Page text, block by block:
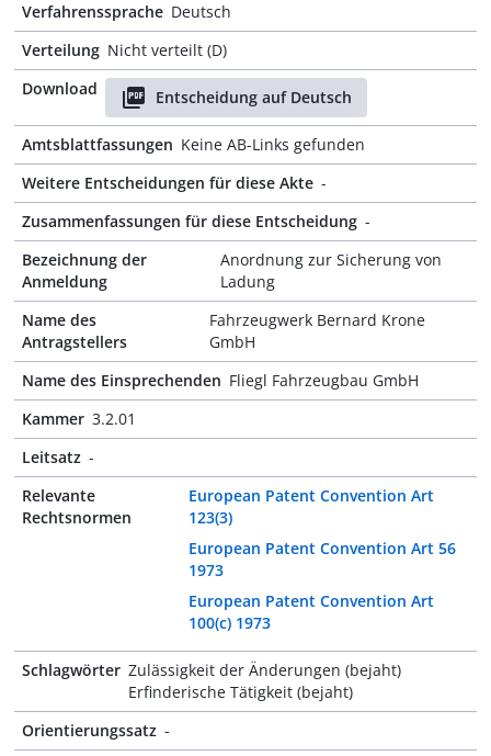
Verfahrenssprache Deutsch
Verteilung Nicht verteilt (D)
Download
Entscheidung auf Deutsch
Amtsblattfassungen Keine AB-Links gefunden
Weitere Entscheidungen für diese Akte -
Zusammenfassungen für diese Entscheidung -
Bezeichnung der
Anmeldung
Anordnung zur Sicherung von
Ladung
Name des
Antragstellers
Fahrzeugwerk Bernard Krone
GmbH
Name des Einsprechenden Fliegl Fahrzeugbau GmbH
Kammer 3.2.01
Leitsatz -
Relevante
Rechtsnormen
European Patent Convention Art
123(3)
European Patent Convention Art 56
1973
European Patent Convention Art
100(c) 1973
Schlagwörter Zulässigkeit der Änderungen (bejaht)
Erfinderische Tätigkeit (bejaht)
Orientierungssatz -